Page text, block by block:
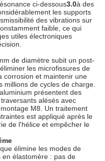
ci-dessous3.0à des
les supports
des vibrations sur
faible, ce qui
utiles électroniques
de diamètre subit un post-
les microfissures de
corrosion et maintenir une
de cycles de charge.
présentent des
alésés avec
M8. Un traitement
est appliqué après le
de l'hélice et empêcher le
élimine les modes de
élastomère : pas de